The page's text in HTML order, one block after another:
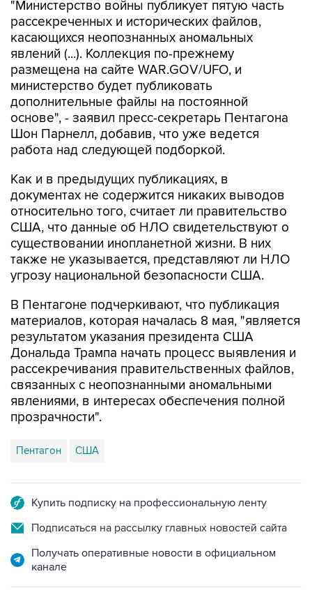
касающихся неопознанных аномальных
явлений (...). Коллекция по-прежнему
размещена на сайте WAR.GOV/UFO, и
министерство будет публиковать
дополнительные файлы на постоянной
основе", - заявил пресс-секретарь Пентагона
Шон Парнелл, добавив, что уже ведется
работа над следующей подборкой.
Как и в предыдущих публикациях, в
относительно того, считает ли правительство
США, что данные об НЛО свидетельствуют о
существовании инопланетной жизни. В них
также не указывается, представляют ли НЛО
угрозу национальной безопасности США.
В Пентагоне подчеркивают, что публикация
результатом указания президента США
Дональда Трампа начать процесс выявления и
рассекречивания правительственных файлов,
связанных с неопознанными аномальными
явлениями, в интересах обеспечения полной
прозрачности".
Пентагон США
Подписаться на рассылку главных новостей сайта
Получать оперативные новости в официальном